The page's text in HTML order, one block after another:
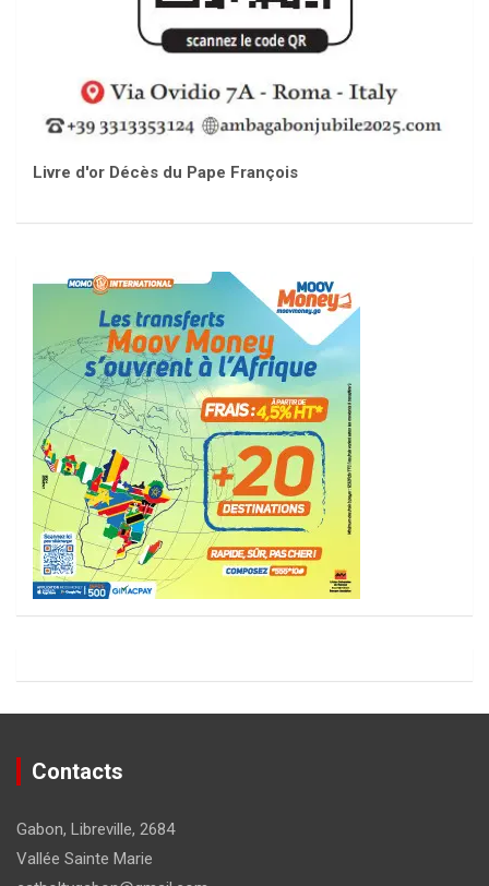
Livre d'or Décès du Pape François
Contacts
Gabon, Libreville, 2684
Vallée Sainte Marie